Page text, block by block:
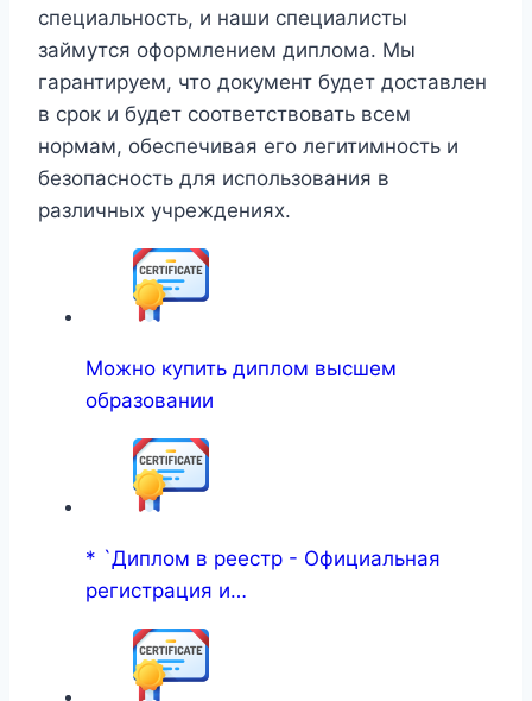
специальность, и наши специалисты
займутся оформлением диплома. Мы
гарантируем, что документ будет доставлен
в срок и будет соответствовать всем
нормам, обеспечивая его легитимность и
безопасность для использования в
различных учреждениях.
Можно купить диплом высшем
образовании
* `Диплом в реестр - Официальная
регистрация и…